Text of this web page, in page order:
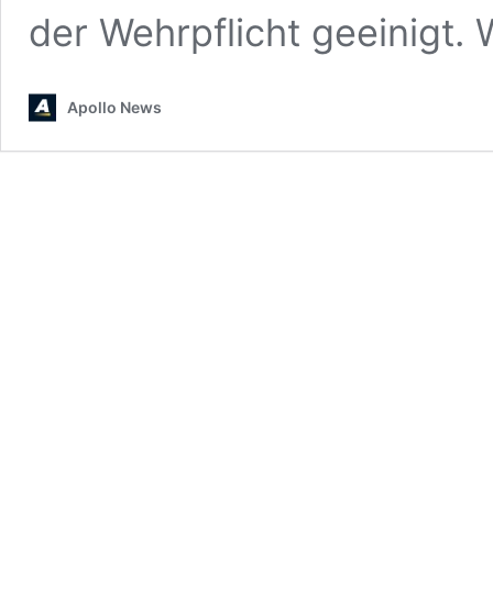
der Wehrpflicht geeinigt.
Apollo News